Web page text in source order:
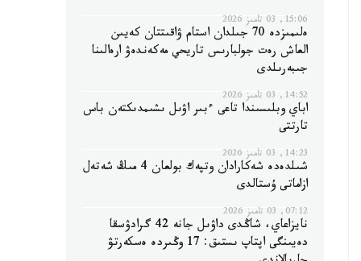
15:06, 03 تامىز 2026
ەلىمىزدە 70 جىلدان استام ۋاقىتتان كەيىن
العاش رەت جولبارىس تاريحي مەكەندەۋ ارەالىنا
جىبەرىلدى
14:52, 03 تامىز 2026
اباي وبلىسىندا تاعى ءبىر اۋىل ىشىمدىكتەن باس
تارتتى
14:23, 03 تامىز 2026
شىلدەدە شەكارادان وتپەك بولعان 4 مىڭ شەتەل
ازاماتى ۇستالدى
07:12, 03 تامىز 2026
نايزاعاي، شاڭدى داۋىل جانە 42 گرادۋسقا
دەيىنگى اپتاپ ىستىق: 17 وڭىردە ەسكەرتۋ